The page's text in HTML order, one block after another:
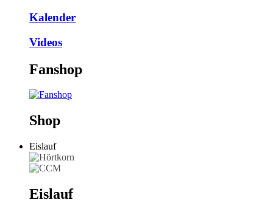
Kalender
Videos
Fanshop
Shop
Eislauf
Eislauf